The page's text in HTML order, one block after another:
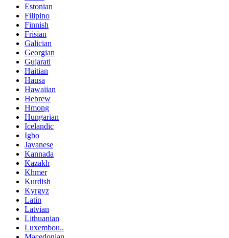
Estonian
Filipino
Finnish
Frisian
Galician
Georgian
Gujarati
Haitian
Hausa
Hawaiian
Hebrew
Hmong
Hungarian
Icelandic
Igbo
Javanese
Kannada
Kazakh
Khmer
Kurdish
Kyrgyz
Latin
Latvian
Lithuanian
Luxembou..